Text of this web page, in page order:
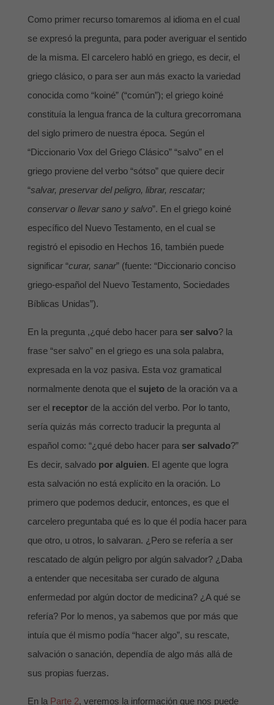
Como primer recurso tomaremos al idioma en el cual
se expresó la pregunta, para poder averiguar el sentido
de la misma. El carcelero habló en griego, es decir, el
griego clásico, o para ser aun más exacto la variedad
conocida como “koiné” (“común”); el griego koiné
constituía la lengua franca de la cultura grecorromana
del siglo primero de nuestra época. Según el
“Diccionario Vox del Griego Clásico” “salvo” en el
griego proviene del verbo “sótso” que quiere decir
“salvar, preservar del peligro, librar, rescatar;
conservar o llevar sano y salvo”. En el griego koiné
específico del Nuevo Testamento, en el cual se
registró el episodio en Hechos 16, también puede
significar “curar, sanar” (fuente: “Diccionario conciso
griego-español del Nuevo Testamento, Sociedades
Bíblicas Unidas”).
En la pregunta ,¿qué debo hacer para ser salvo? la
frase “ser salvo” en el griego es una sola palabra,
expresada en la voz pasiva. Esta voz gramatical
normalmente denota que el sujetode la oración va a
ser el receptorde la acción del verbo. Por lo tanto,
sería quizás más correcto traducir la pregunta al
español como: “¿qué debo hacer para ser salvado?”
Es decir, salvado por alguien. El agente que logra
esta salvación no está explícito en la oración. Lo
primero que podemos deducir, entonces, es que el
carcelero preguntaba qué es lo que él podía hacer para
que otro, u otros, lo salvaran. ¿Pero se refería a ser
rescatado de algún peligro por algún salvador? ¿Daba
a entender que necesitaba ser curado de alguna
enfermedad por algún doctor de medicina? ¿A qué se
refería? Por lo menos, ya sabemos que por más que
intuía que él mismo podía “hacer algo”, su rescate,
salvación o sanación, dependía de algo más allá de
sus propias fuerzas.
En la Parte 2, veremos la información que nos puede